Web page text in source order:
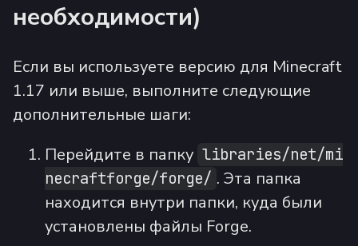
необходимости)
Если вы используете версию для Minecraft
1.17 или выше, выполните следующие
дополнительные шаги:
Перейдите в папку libraries/net/mi
necraftforge/forge/ . Эта папка
находится внутри папки, куда были
установлены файлы Forge.